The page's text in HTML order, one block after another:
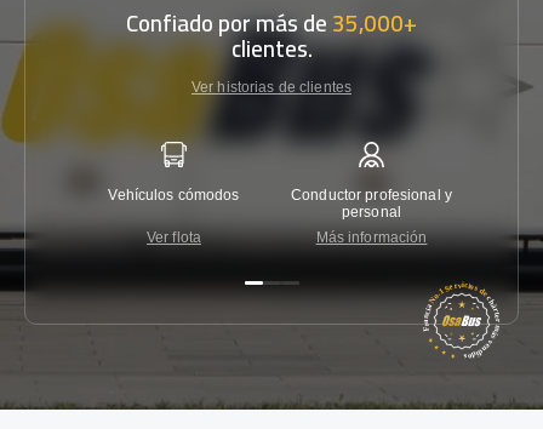
Confiado por más de35,000+
clientes.
Ver historias de clientes
Vehículos cómodos
Ver flota
Conductor profesional y
personal
Más información